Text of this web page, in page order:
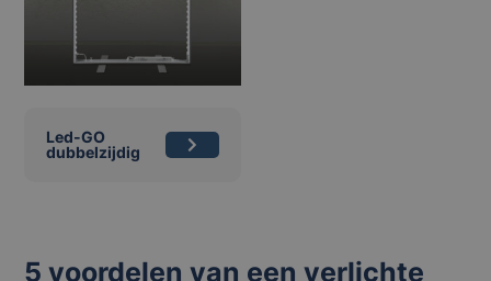
Led-GO
dubbelzijdig
5 voordelen van een verlichte